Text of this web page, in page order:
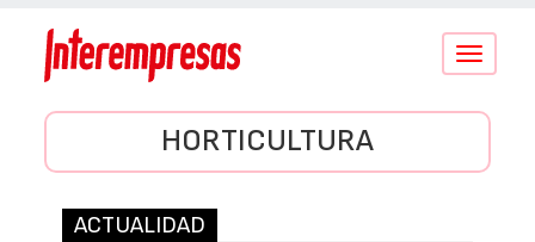
Conmutar
HORTICULTURA
ACTUALIDAD